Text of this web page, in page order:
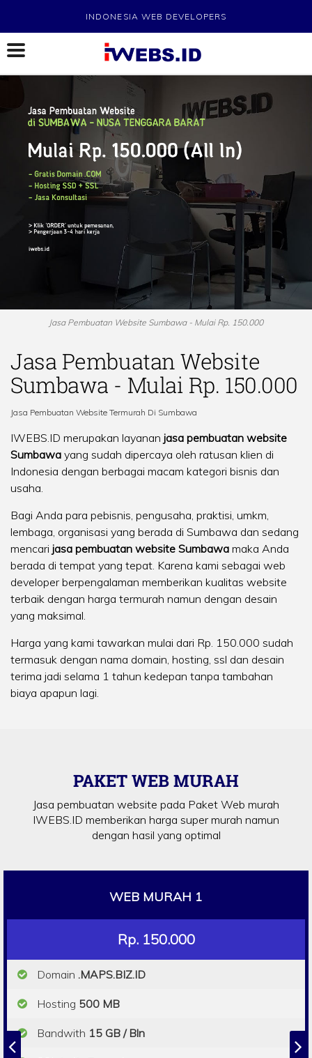
INDONESIA WEB DEVELOPERS
Jasa Pembuatan Website Sumbawa - Mulai Rp. 150.000
Jasa Pembuatan Website
Sumbawa - Mulai Rp. 150.000
Jasa Pembuatan Website Termurah Di Sumbawa
IWEBS.ID merupakan layanan jasa pembuatan website
Sumbawa yang sudah dipercaya oleh ratusan klien di
Indonesia dengan berbagai macam kategori bisnis dan
usaha.
Bagi Anda para pebisnis, pengusaha, praktisi, umkm,
lembaga, organisasi yang berada di Sumbawa dan sedang
mencari jasa pembuatan website Sumbawa maka Anda
berada di tempat yang tepat. Karena kami sebagai web
developer berpengalaman memberikan kualitas website
terbaik dengan harga termurah namun dengan desain
yang maksimal.
Harga yang kami tawarkan mulai dari Rp. 150.000 sudah
termasuk dengan nama domain, hosting, ssl dan desain
terima jadi selama 1 tahun kedepan tanpa tambahan
biaya apapun lagi.
PAKET WEB MURAH
Jasa pembuatan website pada Paket Web murah
IWEBS.ID memberikan harga super murah namun
dengan hasil yang optimal
WEB MURAH 1
Rp. 150.000
Domain .MAPS.BIZ.ID
Hosting 500 MB
Bandwith 15 GB / Bln